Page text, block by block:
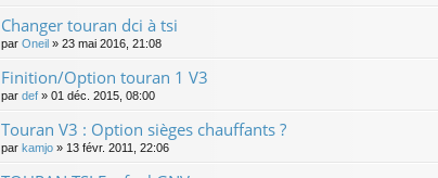
Changer touran dci à tsi
par Oneil » 23 mai 2016, 21:08
Finition/Option touran 1 V3
par def » 01 déc. 2015, 08:00
Touran V3 : Option sièges chauffants ?
par kamjo » 13 févr. 2011, 22:06